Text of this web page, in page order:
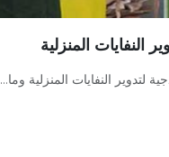
النفايات المنزلية
لتدوير النفايات المنزلية وما...